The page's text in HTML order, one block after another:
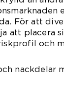
För att
att placera
och
nackdelar